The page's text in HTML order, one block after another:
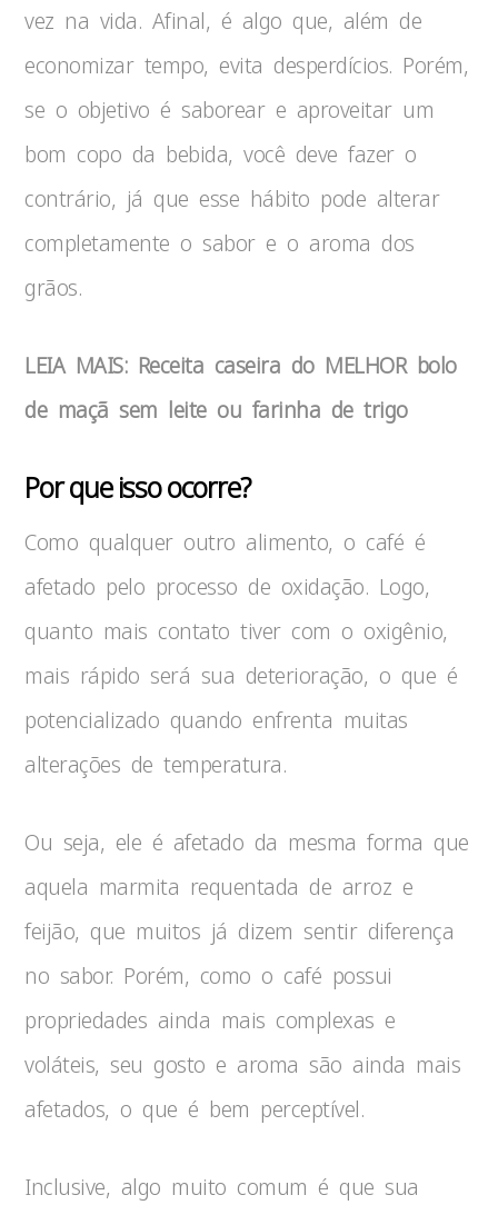
vez na vida. Afinal, é algo que, além de
economizar tempo, evita desperdícios. Porém,
se o objetivo é saborear e aproveitar um
bom copo da bebida, você deve fazer o
contrário, já que esse hábito pode alterar
completamente o sabor e o aroma dos
grãos.
LEIA MAIS: Receita caseira do MELHOR bolo
de maçã sem leite ou farinha de trigo
Por que isso ocorre?
Como qualquer outro alimento, o café é
afetado pelo processo de oxidação. Logo,
quanto mais contato tiver com o oxigênio,
mais rápido será sua deterioração, o que é
potencializado quando enfrenta muitas
alterações de temperatura.
Ou seja, ele é afetado da mesma forma que
aquela marmita requentada de arroz e
feijão, que muitos já dizem sentir diferença
no sabor. Porém, como o café possui
propriedades ainda mais complexas e
voláteis, seu gosto e aroma são ainda mais
afetados, o que é bem perceptível.
Inclusive, algo muito comum é que sua